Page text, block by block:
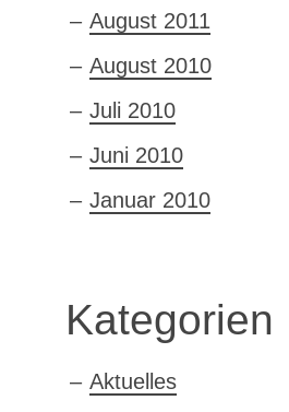
August 2011
August 2010
Juli 2010
Juni 2010
Januar 2010
Kategorien
Aktuelles